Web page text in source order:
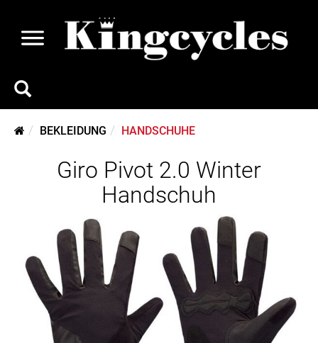
BEKLEIDUNG HANDSCHUHE
Giro Pivot 2.0 Winter
Handschuh